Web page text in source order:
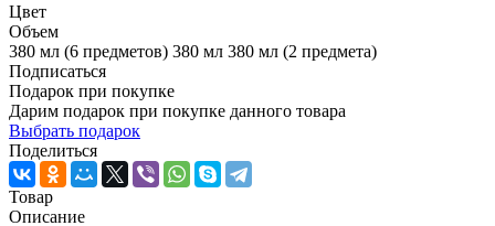
Цвет
Объем
380 мл (6 предметов) 380 мл 380 мл (2 предмета)
Подписаться
Подарок при покупке
Дарим подарок при покупке данного товара
Выбрать подарок
Поделиться
Товар
Описание